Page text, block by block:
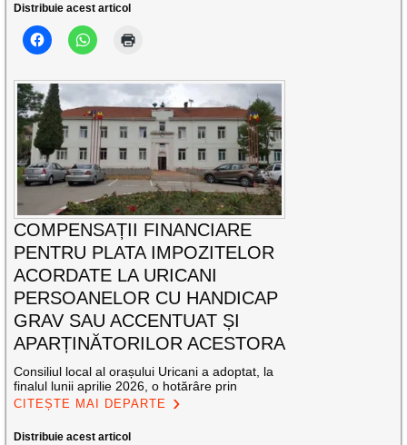
Distribuie acest articol
COMPENSAȚII FINANCIARE
PENTRU PLATA IMPOZITELOR
ACORDATE LA URICANI
PERSOANELOR CU HANDICAP
GRAV SAU ACCENTUAT ȘI
APARȚINĂTORILOR ACESTORA
Consiliul local al orașului Uricani a adoptat, la
finalul lunii aprilie 2026, o hotărâre prin
CITEȘTE MAI DEPARTE
Distribuie acest articol